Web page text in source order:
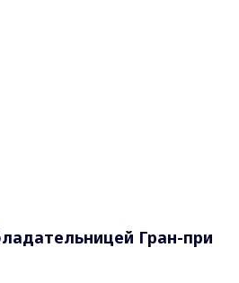
Гран-при